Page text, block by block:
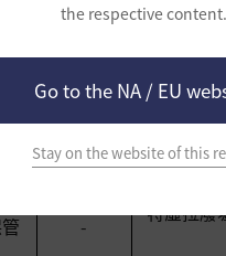
the respective content.
Go to the NA / EU
Stay on the website of this
★★★☆
★★★★
☆
穿梭在巨
戒指 廢墟
-
特虛拉廢